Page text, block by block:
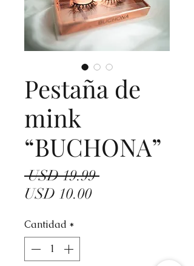
Pestaña de
mink
“BUCHONA”
USD 19.99 Precio
USD 10.00Precio
Cantidad *